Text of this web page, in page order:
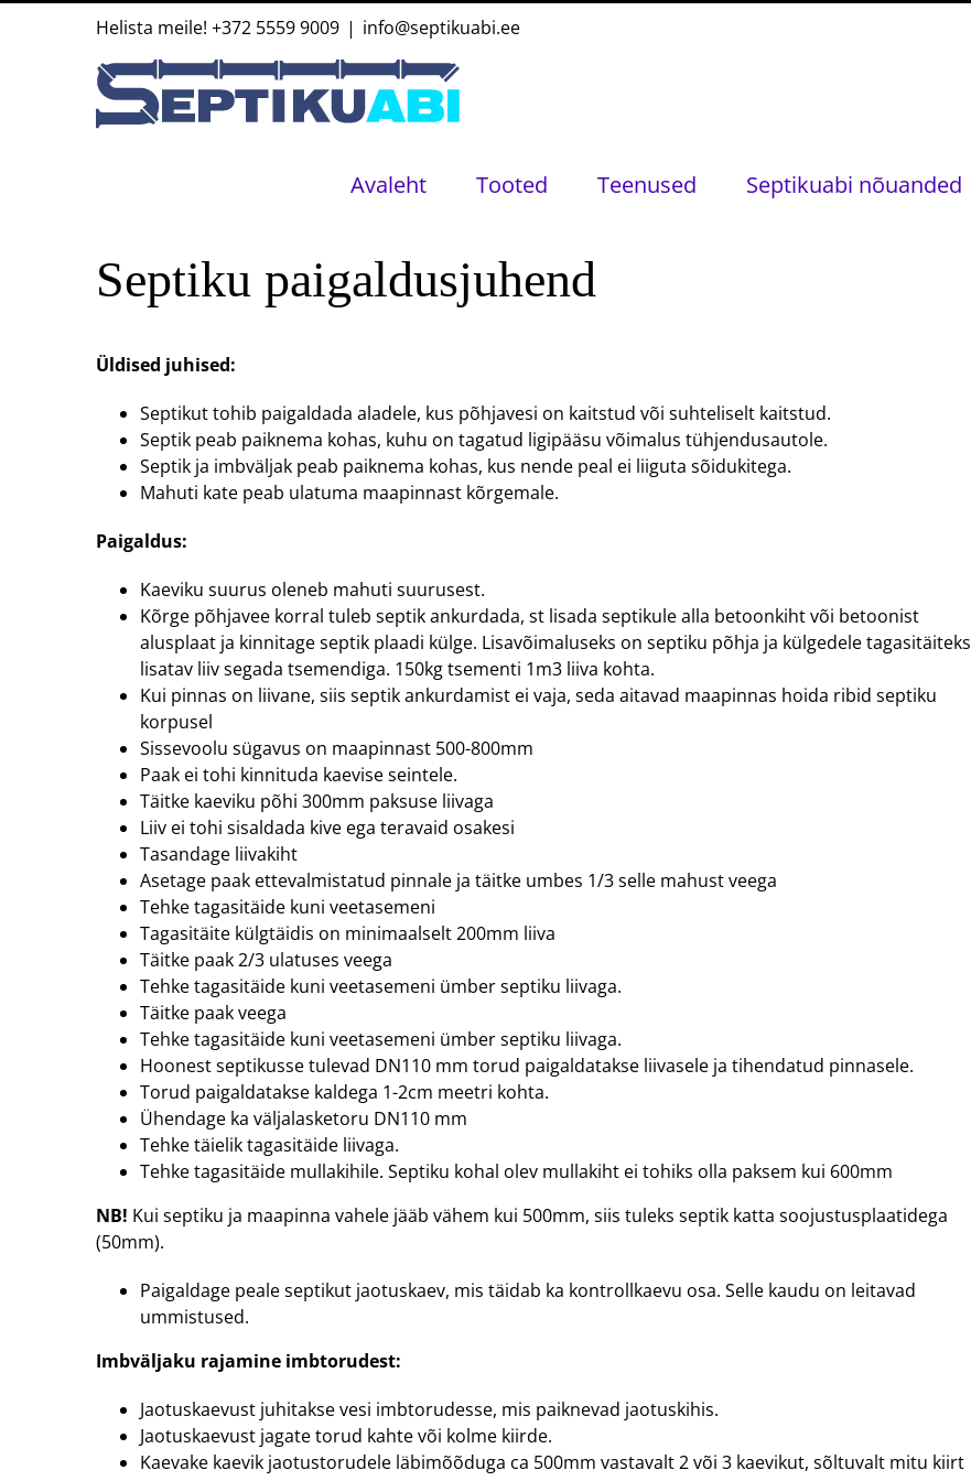
Helista meile! +372 5559 9009 | info@septikuabi.ee
Avaleht Tooted Teenused Septikuabi nõuanded
Septiku paigaldusjuhend
Üldised juhised:
Septikut tohib paigaldada aladele, kus põhjavesi on kaitstud või suhteliselt kaitstud.
Septik peab paiknema kohas, kuhu on tagatud ligipääsu võimalus tühjendusautole.
Septik ja imbväljak peab paiknema kohas, kus nende peal ei liiguta sõidukitega.
Mahuti kate peab ulatuma maapinnast kõrgemale.
Paigaldus:
Kaeviku suurus oleneb mahuti suurusest.
Kõrge põhjavee korral tuleb septik ankurdada, st lisada septikule alla betoonkiht või betoonist
alusplaat ja kinnitage septik plaadi külge. Lisavõimaluseks on septiku põhja ja külgedele tagasitäiteks
lisatav liiv segada tsemendiga. 150kg tsementi 1m3 liiva kohta.
Kui pinnas on liivane, siis septik ankurdamist ei vaja, seda aitavad maapinnas hoida ribid septiku
korpusel
Sissevoolu sügavus on maapinnast 500-800mm
Paak ei tohi kinnituda kaevise seintele.
Täitke kaeviku põhi 300mm paksuse liivaga
Liiv ei tohi sisaldada kive ega teravaid osakesi
Tasandage liivakiht
Asetage paak ettevalmistatud pinnale ja täitke umbes 1/3 selle mahust veega
Tehke tagasitäide kuni veetasemeni
Tagasitäite külgtäidis on minimaalselt 200mm liiva
Täitke paak 2/3 ulatuses veega
Tehke tagasitäide kuni veetasemeni ümber septiku liivaga.
Täitke paak veega
Tehke tagasitäide kuni veetasemeni ümber septiku liivaga.
Hoonest septikusse tulevad DN110 mm torud paigaldatakse liivasele ja tihendatud pinnasele.
Torud paigaldatakse kaldega 1-2cm meetri kohta.
Ühendage ka väljalasketoru DN110 mm
Tehke täielik tagasitäide liivaga.
Tehke tagasitäide mullakihile. Septiku kohal olev mullakiht ei tohiks olla paksem kui 600mm
NB! Kui septiku ja maapinna vahele jääb vähem kui 500mm, siis tuleks septik katta soojustusplaatidega
(50mm).
Paigaldage peale septikut jaotuskaev, mis täidab ka kontrollkaevu osa. Selle kaudu on leitavad
ummistused.
Imbväljaku rajamine imbtorudest:
Jaotuskaevust juhitakse vesi imbtorudesse, mis paiknevad jaotuskihis.
Jaotuskaevust jagate torud kahte või kolme kiirde.
Kaevake kaevik jaotustorudele läbimõõduga ca 500mm vastavalt 2 või 3 kaevikut, sõltuvalt mitu kiirt